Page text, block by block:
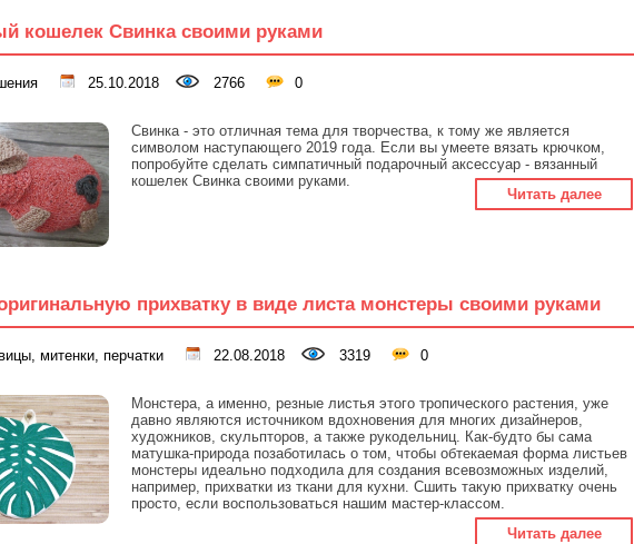
кошелек Свинка своими руками
25.10.2018 2766 0
Свинка - это отличная тема для творчества, к тому же является
символом наступающего 2019 года. Если вы умеете вязать крючком,
попробуйте сделать симпатичный подарочный аксессуар - вязанный
кошелек Свинка своими руками.
Читать далее
прихватку в виде листа монстеры своими руками
митенки, перчатки 22.08.2018 3319 0
Монстера, а именно, резные листья этого тропического растения, уже
давно являются источником вдохновения для многих дизайнеров,
художников, скульпторов, а также рукодельниц. Как-будто бы сама
матушка-природа позаботилась о том, чтобы обтекаемая форма листьев
монстеры идеально подходила для создания всевозможных изделий,
например, прихватки из ткани для кухни. Сшить такую прихватку очень
просто, если воспользоваться нашим мастер-классом.
Читать далее